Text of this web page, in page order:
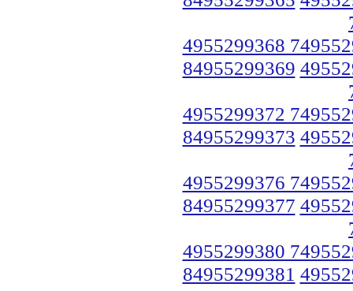
4955299368
84955299369
4955299372
84955299373
4955299376
84955299377
4955299380
84955299381